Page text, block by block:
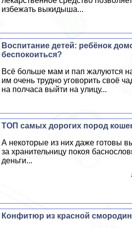
избежать выкидыша...
Воспитание детей: ребёнок
беспокоиться?
Всё больше мам и пап жалуются
им очень трудно уговорить своё
на полчаса выйти на улицу...
ТОП самых дорогих пород
А некоторые из них даже готовы
за хранительницу покоя
деньги...
Конфитюр из красной